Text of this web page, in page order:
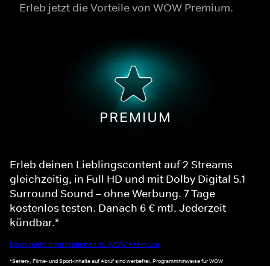
Erleb jetzt die Vorteile von WOW Premium.
Erleb deinen Lieblingscontent auf 2 Streams
gleichzeitig, in Full HD und mit Dolby Digital 5.1
Surround Sound – ohne Werbung. 7 Tage
kostenlos testen. Danach 6 € mtl. Jederzeit
kündbar.*
Noch mehr Informationen zu WOW Premium
*Serien-, Filme- und Sport-Inhalte auf Abruf sind werbefrei. Programmhinweise für WOW